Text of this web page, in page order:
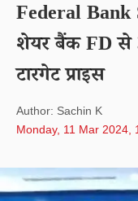
Federal
शेयर बैंक FD से 3
टारगेट प्राइस
Author: Sachin K
Monday, 11 Mar 2024,